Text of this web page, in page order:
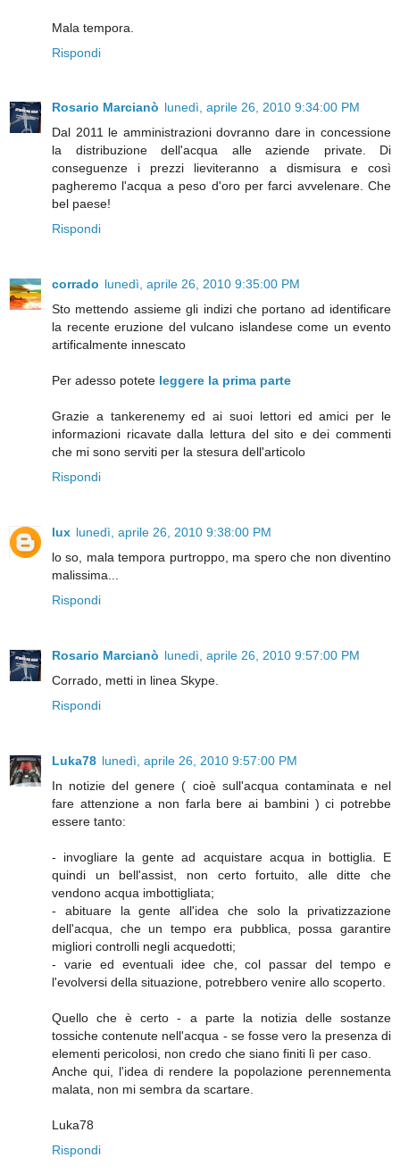
Mala tempora.
Rispondi
Rosario Marcianò lunedì, aprile 26, 2010 9:34:00 PM
Dal 2011 le amministrazioni dovranno dare in concessione
la distribuzione dell'acqua alle aziende private. Di
conseguenze i prezzi lieviteranno a dismisura e così
pagheremo l'acqua a peso d'oro per farci avvelenare. Che
bel paese!
Rispondi
corrado lunedì, aprile 26, 2010 9:35:00 PM
Sto mettendo assieme gli indizi che portano ad identificare
la recente eruzione del vulcano islandese come un evento
artificalmente innescato
Per adesso potete leggere la prima parte
Grazie a tankerenemy ed ai suoi lettori ed amici per le
informazioni ricavate dalla lettura del sito e dei commenti
che mi sono serviti per la stesura dell'articolo
Rispondi
lux lunedì, aprile 26, 2010 9:38:00 PM
lo so, mala tempora purtroppo, ma spero che non diventino
malissima...
Rispondi
Rosario Marcianò lunedì, aprile 26, 2010 9:57:00 PM
Corrado, metti in linea Skype.
Rispondi
Luka78 lunedì, aprile 26, 2010 9:57:00 PM
In notizie del genere ( cioè sull'acqua contaminata e nel
fare attenzione a non farla bere ai bambini ) ci potrebbe
essere tanto:
- invogliare la gente ad acquistare acqua in bottiglia. E
quindi un bell'assist, non certo fortuito, alle ditte che
vendono acqua imbottigliata;
- abituare la gente all'idea che solo la privatizzazione
dell'acqua, che un tempo era pubblica, possa garantire
migliori controlli negli acquedotti;
- varie ed eventuali idee che, col passar del tempo e
l'evolversi della situazione, potrebbero venire allo scoperto.
Quello che è certo - a parte la notizia delle sostanze
tossiche contenute nell'acqua - se fosse vero la presenza di
elementi pericolosi, non credo che siano finiti lì per caso.
Anche qui, l'idea di rendere la popolazione perennementa
malata, non mi sembra da scartare.
Luka78
Rispondi